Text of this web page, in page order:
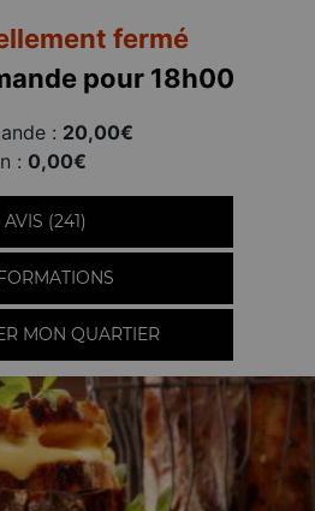
fermé
pour 18h00
: 20,00€
: 0,00€
AVIS (241)
MON QUARTIER